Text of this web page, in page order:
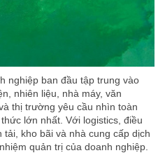
nghiệp ban đầu tập trung vào
nhiên liệu, nhà máy, văn
thị trường yêu cầu nhìn toàn
lớn nhất. Với logistics, điều
kho bãi và nhà cung cấp dịch
quản trị của doanh nghiệp.